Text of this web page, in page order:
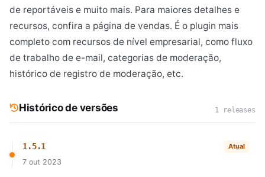
de reportáveis e muito mais. Para maiores detalhes e
recursos, confira a página de vendas. É o plugin mais
completo com recursos de nível empresarial, como fluxo
de trabalho de e-mail, categorias de moderação,
histórico de registro de moderação, etc.
Histórico de versões 1 releases
1.5.1 Atual
7 out 2023